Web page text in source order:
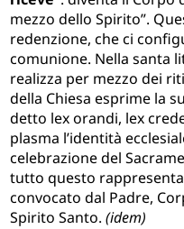
mezzo dello Spirito”.
redenzione, che ci
comunione. Nella santa
realizza per mezzo dei
della Chiesa esprime la
detto lex orandi, lex
plasma l’identità
celebrazione del
tutto questo
convocato dal Padre,
Spirito Santo.(idem)